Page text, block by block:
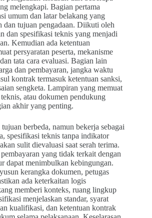
melengkapi. Bagian pertama
umum dan latar belakang yang
dan tujuan pengadaan. Diikuti oleh
dan spesifikasi teknis yang menjadi
Kemudian ada ketentuan
persyaratan peserta, mekanisme
tata cara evaluasi. Bagian lain
dan pembayaran, jangka waktu
kontrak termasuk ketentuan sanksi,
sengketa. Lampiran yang memuat
atau dokumen pendukung
akhir yang penting.
berbeda, namun bekerja sebagai
spesifikasi teknis tanpa indikator
sulit dievaluasi saat serah terima.
yang tidak terkait dengan
dapat menimbulkan kebingungan.
kerangka dokumen, petugas
ada keterkaitan logis
memberi konteks, ruang lingkup
menjelaskan standar, syarat
kualifikasi, dan ketentuan kontrak